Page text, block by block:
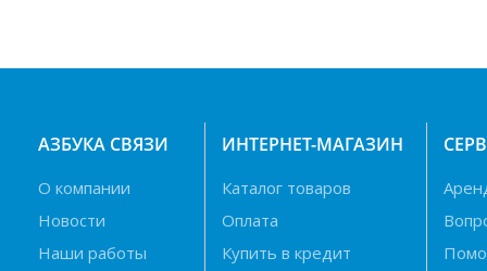
АЗБУКА СВЯЗИ
О компании
Новости
Наши работы
ИНТЕРНЕТ-МАГАЗИН
Каталог товаров
Оплата
Купить в кредит